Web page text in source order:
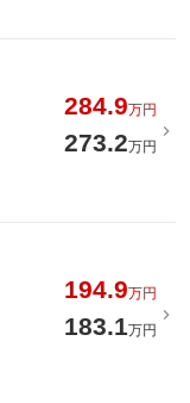
284.9万円
273.2万円
194.9万円
183.1万円